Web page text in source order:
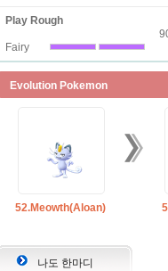
Play Rough
Fairy
Evolution Pokemon
52.Meowth(Aloan)
나도 한마디